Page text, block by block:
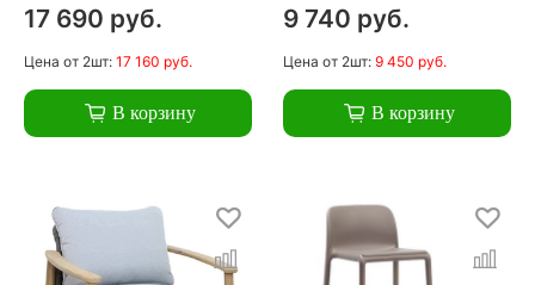
17 690 руб.
Цена от 2шт: 17 160 руб.
В корзину
9 740 руб.
Цена от 2шт: 9 450 руб.
В корзину